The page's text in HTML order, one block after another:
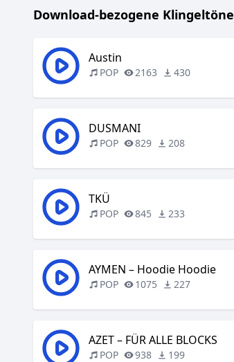
Download-bezogene Klingeltöne
Austin
POP 2163 430
DUSMANI
POP 829 208
TKÜ
POP 845 233
AYMEN – Hoodie Hoodie
POP 1075 227
AZET – FÜR ALLE BLOCKS
POP 938 199